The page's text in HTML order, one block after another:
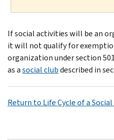
If social activities will be an
it will not qualify for
organization under section
as asocial clubdescribed in
Return to Life Cycle of a